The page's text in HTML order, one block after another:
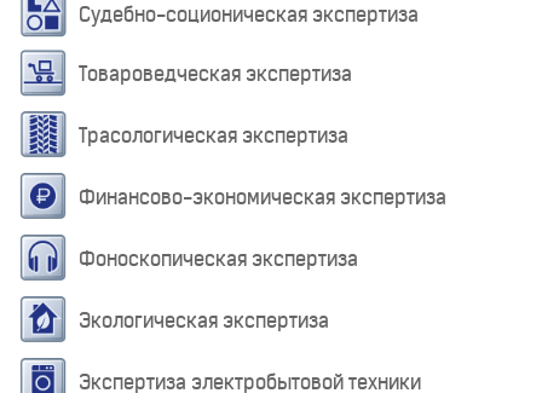
Судебно-соционическая экспертиза
Товароведческая экспертиза
Трасологическая экспертиза
Финансово-экономическая экспертиза
Фоноскопическая экспертиза
Экологическая экспертиза
Экспертиза электробытовой техники